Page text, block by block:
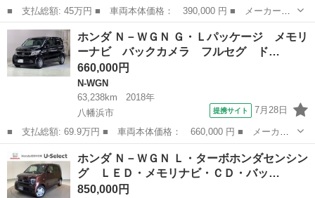
■ 支払総額: 45万円 ■ 車両本体価格： 390,000 円 ■ メーカー
名： ホンダ ■ 車種名： Ｎ－ＷＧＮカスタム ■ グレード名：
Ｇ・Ａパッケージ アイドリングストップ ナビ テレビ ＤＶＤ
バックカメラ Ｅ...
徳島 徳島市 N-WGN
ホンダ Ｎ－ＷＧＮ Ｇ・Ｌパッケージ メモリ
ーナビ バックカメラ フルセグ ド…
660,000円
N-WGN
63,238km
2018年
八幡浜市
提携サイト 7月28日
■ 支払総額: 69.9万円 ■ 車両本体価格： 660,000 円 ■ メーカー
名： ホンダ ■ 車種名： Ｎ－ＷＧＮ ■ グレード名： Ｇ・Ｌパ
ッケージ メモリーナビ バックカメラ フルセグ ドラレコ スマ
ートキー ア...
愛媛 N-WGN
ホンダ Ｎ－ＷＧＮ Ｌ・ターボホンダセンシン
グ ＬＥＤ・メモリナビ・ＣＤ・バッ…
850,000円